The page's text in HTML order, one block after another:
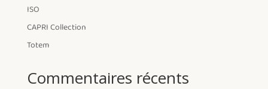
ISO
CAPRI Collection
Totem
Commentaires récents